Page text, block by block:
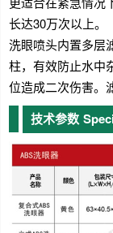
长达30万次以上。
洗眼喷头内置多层
柱，有效防止水中
位造成二次伤害。
技术参数